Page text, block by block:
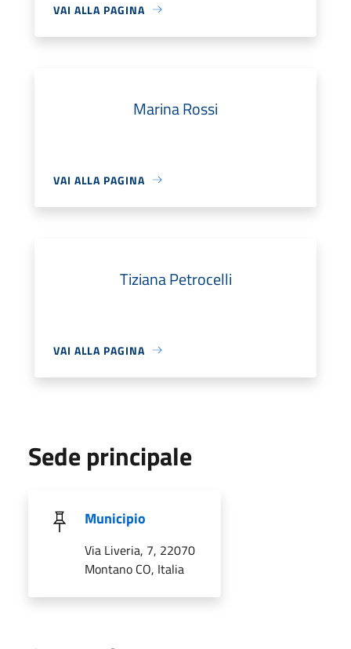
VAI ALLA PAGINA
Marina Rossi
VAI ALLA PAGINA
Tiziana Petrocelli
VAI ALLA PAGINA
Sede principale
Municipio
Via Liveria, 7, 22070
Montano CO, Italia